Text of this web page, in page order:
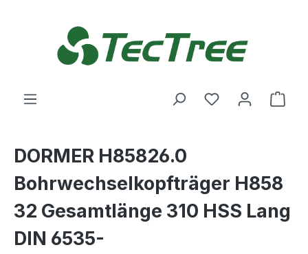
Du hast 0
DORMER H85826.0
Bohrwechselkopfträger H858
32 Gesamtlänge 310 HSS Lang
DIN 6535-